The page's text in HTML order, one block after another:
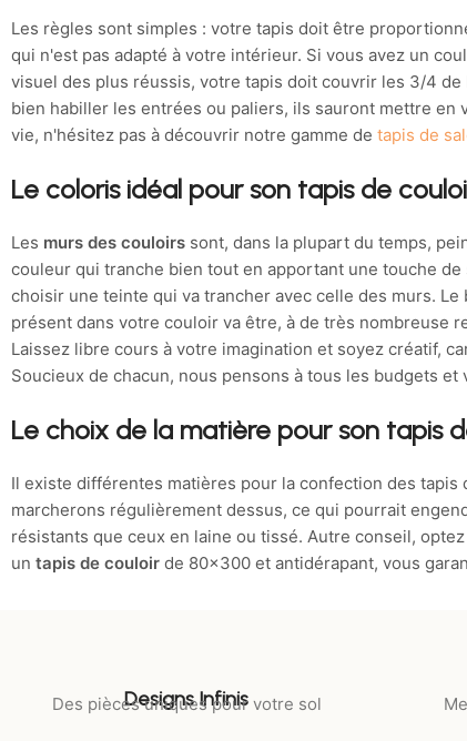
Les règles sont simples : votre tapis doit être
qui n'est pas adapté à votre intérieur. Si vous avez un
visuel des plus réussis, votre tapis doit couvrir les 3/4
bien habiller les entrées ou paliers, ils sauront mettre
vie, n'hésitez pas à découvrir notre gamme de tapis de
Le coloris idéal pour son tapis de
Les murs des couloirs sont, dans la plupart du temps,
couleur qui tranche bien tout en apportant une touche
choisir une teinte qui va trancher avec celle des murs.
présent dans votre couloir va être, à de très nombreuse
Laissez libre cours à votre imagination et soyez créatif,
Soucieux de chacun, nous pensons à tous les budgets et
Le choix de la matière pour son tapis
Il existe différentes matières pour la confection des
marcherons régulièrement dessus, ce qui pourrait
résistants que ceux en laine ou tissé. Autre conseil,
un tapis de couloir de 80x300 et antidérapant, vous
Designs Infinis
Des pièces uniques pour votre sol